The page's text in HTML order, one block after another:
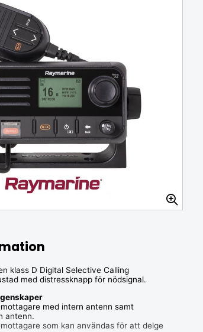
700 med inbyggd
990 SEK
klass D Digital Selective Calling
med distressknapp för nödsignal.
med intern antenn samt
antenn.
som kan användas för att delge